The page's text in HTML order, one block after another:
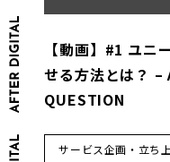
【動画】#1 ユニ
せる方法とは？ –
QUESTION
サービス企画・立ち